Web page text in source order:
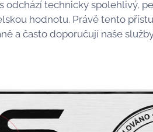
odchází technicky spolehlivý,
hodnotu. Právě tento
a často doporučují naše